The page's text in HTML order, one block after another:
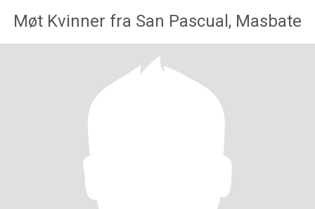
Møt Kvinner fra San Pascual, Masbate